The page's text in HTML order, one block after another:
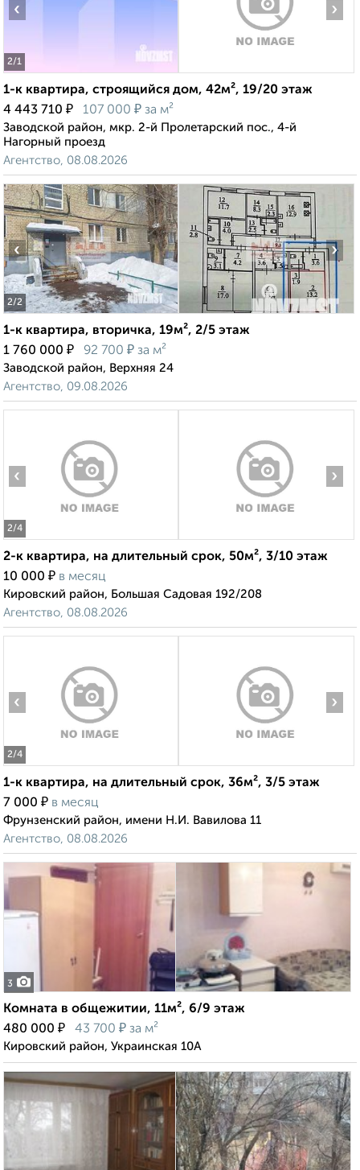
2/1
‹ ›
1-к квартира, строящийся дом, 42м², 19/20 этаж
4 443 710 ₽ 107 000 ₽ за м²
Заводской район, мкр. 2-й Пролетарский пос., 4-й
Нагорный проезд
Агентство, 08.08.2026
2/2
‹ ›
1-к квартира, вторичка, 19м², 2/5 этаж
1 760 000 ₽ 92 700 ₽ за м²
Заводской район, Верхняя 24
Агентство, 09.08.2026
2/4
‹ ›
2-к квартира, на длительный срок, 50м², 3/10 этаж
10 000 ₽ в месяц
Кировский район, Большая Садовая 192/208
Агентство, 08.08.2026
2/4
‹ ›
1-к квартира, на длительный срок, 36м², 3/5 этаж
7 000 ₽ в месяц
Фрунзенский район, имени Н.И. Вавилова 11
Агентство, 08.08.2026
3
Комната в общежитии, 11м², 6/9 этаж
480 000 ₽ 43 700 ₽ за м²
Кировский район, Украинская 10А